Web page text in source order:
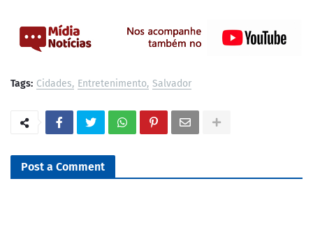
Tags: Cidades Entretenimento Salvador
Post a Comment